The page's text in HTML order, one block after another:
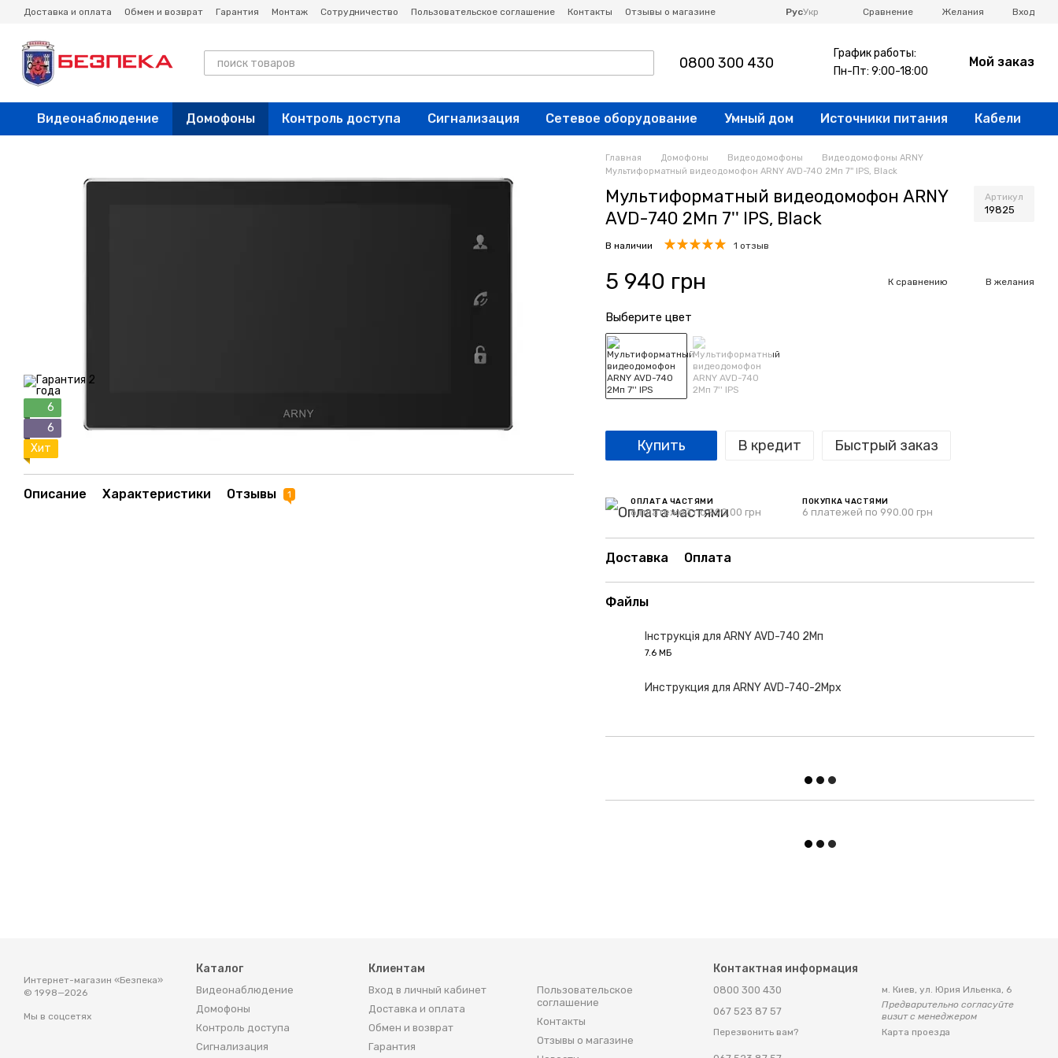
Перейти к основному контенту
Доставка и оплата Обмен и возврат Гарантия Монтаж Сотрудничество Пользовательское соглашение Контакты
Отзывы о магазине
РусУкр Сравнение Желания Вход
0800 300 430
График работы:
Пн-Пт: 9:00-18:00
Мой заказ
Видеонаблюдение Домофоны Контроль доступа Сигнализация Сетевое оборудование Умный дом Источники питания Кабели
6
6
Хит
Описание Характеристики Отзывы 1
Главная Домофоны Видеодомофоны
Видеодомофоны ARNY
Мультиформатный видеодомофон ARNY AVD-740 2Мп 7'' IPS, Black
Мультиформатный видеодомофон ARNY
AVD-740 2Мп 7'' IPS, Black
Артикул
19825
В наличии 1 отзыв
5 940 грн К сравнению В желания
Выберите цвет
Купить В кредит Быстрый заказ
ОПЛАТА ЧАСТЯМИ
6 платежей по 990.00 грн
ПОКУПКА ЧАСТЯМИ
6 платежей по 990.00 грн
Доставка Оплата
Файлы
Інструкція для ARNY AVD-740 2Мп
7.6 МБ
Инструкция для ARNY AVD-740-2Mpx
Интернет-магазин «Безпека»
© 1998—2026
Мы в соцсетях
Каталог
Видеонаблюдение
Домофоны
Контроль доступа
Сигнализация
Клиентам
Вход в личный кабинет
Доставка и оплата
Обмен и возврат
Гарантия
Пользовательское
соглашение
Контакты
Отзывы о магазине
Контактная информация
0800 300 430
067 523 87 57
Перезвонить вам?
м. Киев, ул. Юрия Ильенка, 6
Предварительно согласуйте
визит с менеджером
Карта проезда